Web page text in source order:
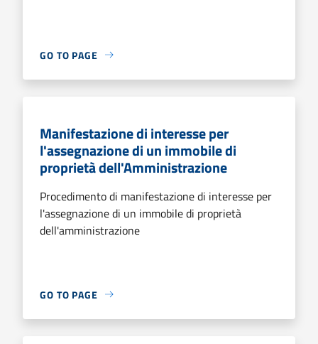
GO TO PAGE
Manifestazione di interesse per
l'assegnazione di un immobile di
proprietà dell'Amministrazione
Procedimento di manifestazione di interesse per
l'assegnazione di un immobile di proprietà
dell'amministrazione
GO TO PAGE